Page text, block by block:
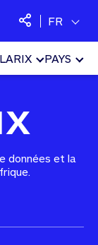
FR
PAYS
données et la